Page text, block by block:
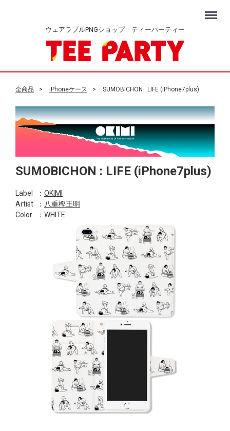
ウェアラブルPNGショップ ティーパーティー
Menu
全商品 iPhoneケース SUMOBICHON : LIFE (iPhone7plus)
SUMOBICHON : LIFE (iPhone7plus)
Label ： OKIMI
Artist
： 八重樫王明
Color
：WHITE